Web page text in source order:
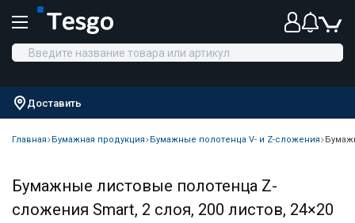
Доставить
Главная Бумажная продукция Бумажные полотенца V- и Z-сложения
Бумажные листовые полотенца Z-
сложения Smart, 2 слоя, 200 листов, 24×20